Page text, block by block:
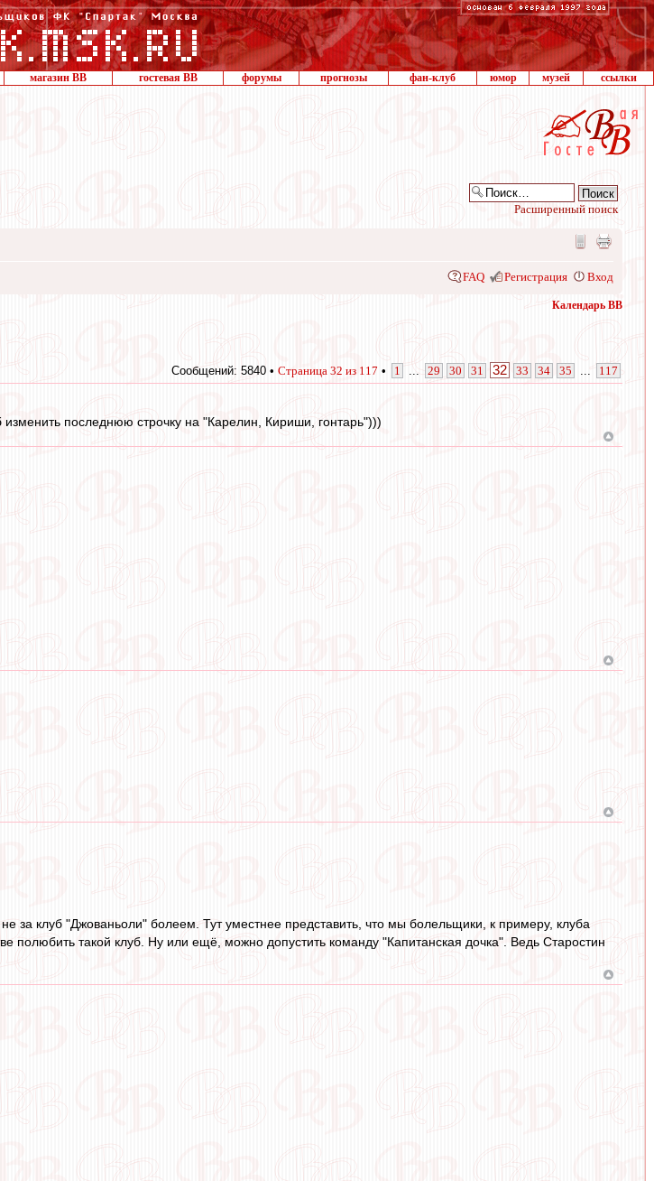
магазин ВВ гостевая ВВ форумы прогнозы фан-клуб юмор музей ссылки
Расширенный поиск
FAQ Регистрация Вход
Календарь ВВ
Сообщений: 5840 • Страница 32 из 117 • 1 29 30 31 32 33 34 35 117
последнюю строчку на "Карелин, Кириши, гонтарь")))
за клуб "Джованьоли" болеем. Тут уместнее представить, что мы болельщики, к примеру, клуба
полюбить такой клуб. Ну или ещё, можно допустить команду "Капитанская дочка". Ведь Старостин